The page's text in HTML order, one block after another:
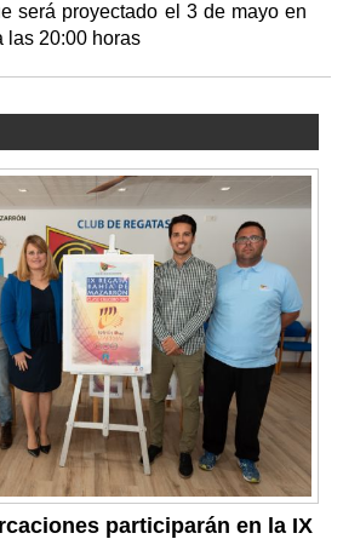
será proyectado el 3 de mayo en
las 20:00 horas
participarán en la IX